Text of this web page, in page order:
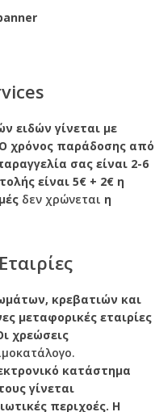
ειδών γίνεται με
Ο χρόνος παράδοσης από
σας είναι 2-6
είναι 5€ + 2€ η
δεν χρώνεται η
κρεβατιών και
μεταφορικές εταιρίες
χρεώσεις
κατάστημα
γίνεται
περιχοές. Η